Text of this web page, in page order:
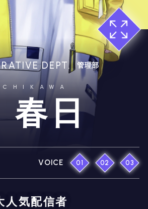
DEPT. 管理部
春日
VOICE 01 02 03
人気配信者